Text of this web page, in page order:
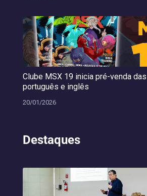
Clube MSX 19 inicia pré-venda
português e inglês
20/01/2026
Destaques